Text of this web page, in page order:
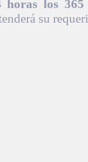
horas los
su